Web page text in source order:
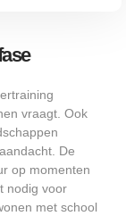
vraagt. Ook
De
op momenten
nodig voor
met school